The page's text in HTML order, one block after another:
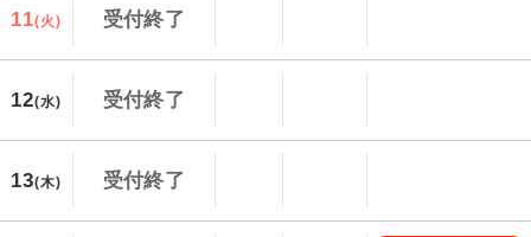
11(火) 受付終了
12(水) 受付終了
13(木) 受付終了